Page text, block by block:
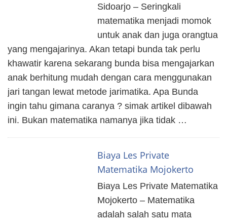
Sidoarjo – Seringkali
matematika menjadi momok
untuk anak dan juga orangtua
yang mengajarinya. Akan tetapi bunda tak perlu
khawatir karena sekarang bunda bisa mengajarkan
anak berhitung mudah dengan cara menggunakan
jari tangan lewat metode jarimatika. Apa Bunda
ingin tahu gimana caranya ? simak artikel dibawah
ini. Bukan matematika namanya jika tidak …
Biaya Les Private
Matematika Mojokerto
Biaya Les Private Matematika
Mojokerto – Matematika
adalah salah satu mata